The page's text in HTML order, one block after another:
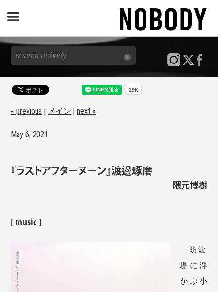
JOURNAL
SPECIAL
REPORT
NOBODY STORE
« previous メイン |next »
May 6, 2021
『ラストアフターヌーン』渡邊琢磨
隈元博樹
[music]
防波
堤に浮
かぶ小